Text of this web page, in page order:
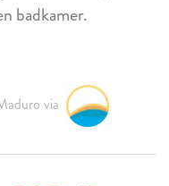
badkamer.
via